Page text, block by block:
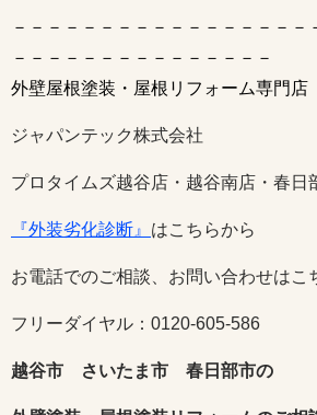
－－－－－－－－－－－－－－－－－
－－－－－－－－－－－－－－－
外壁屋根塗装・屋根リフォーム専門店
ジャパンテック株式会社
プロタイムズ越谷店・越谷南店・春日
『外装劣化診断』 はこちらから
お電話でのご相談、お問い合わせはこ
フリーダイヤル：0120-605-586
越谷市 さいたま市 春日部市の